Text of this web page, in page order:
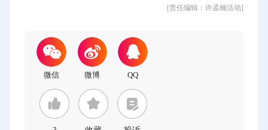
[责任编辑：许孟楠活动]